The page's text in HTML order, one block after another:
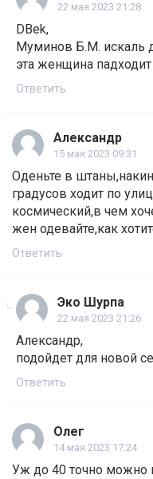
22 мая 2023 21:28
DBek,
Муминов Б.М. искаль
эта женщина падходит
Ответить
Александр
15 мая 2023 09:31
Оденьте в
градусов ходит по
космический,в чем
жен одевайте,как
Ответить
Эко Шурпа
22 мая 2023 21:26
Александр,
подойдет для новой
Ответить
Олег
14 мая 2023 17:24
Уж до 40 точно можно